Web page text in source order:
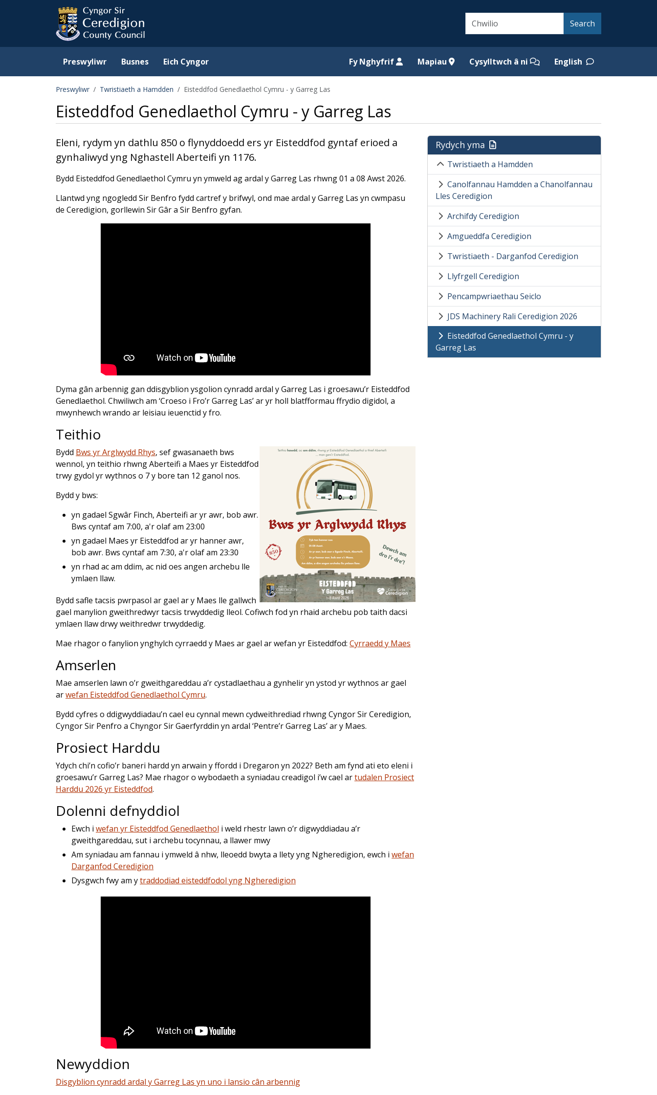
Skip to main content
Ceredigion County Council website Search Search
Preswyliwr Busnes Eich Cyngor Fy Nghyfrif Mapiau Cysylltwch â ni English
Preswyliwr Twristiaeth a Hamdden Eisteddfod Genedlaethol Cymru - y Garreg Las
Eisteddfod Genedlaethol Cymru - y Garreg Las
Eleni, rydym yn dathlu 850 o flynyddoedd ers yr Eisteddfod gyntaf erioed a
gynhaliwyd yng Nghastell Aberteifi yn 1176.
Bydd Eisteddfod Genedlaethol Cymru yn ymweld ag ardal y Garreg Las rhwng 01 a 08 Awst 2026.
Llantwd yng ngogledd Sir Benfro fydd cartref y brifwyl, ond mae ardal y Garreg Las yn cwmpasu
de Ceredigion, gorllewin Sir Gâr a Sir Benfro gyfan.
Dyma gân arbennig gan ddisgyblion ysgolion cynradd ardal y Garreg Las i groesawu’r Eisteddfod
Genedlaethol. Chwiliwch am ‘Croeso i Fro’r Garreg Las’ ar yr holl blatfformau ffrydio digidol, a
mwynhewch wrando ar leisiau ieuenctid y fro.
Teithio
Bydd Bws yr Arglwydd Rhys, sef gwasanaeth bws
wennol, yn teithio rhwng Aberteifi a Maes yr Eisteddfod
trwy gydol yr wythnos o 7 y bore tan 12 ganol nos.
Bydd y bws:
yn gadael Sgwâr Finch, Aberteifi ar yr awr, bob awr.
Bws cyntaf am 7:00, a'r olaf am 23:00
yn gadael Maes yr Eisteddfod ar yr hanner awr,
bob awr. Bws cyntaf am 7:30, a'r olaf am 23:30
yn rhad ac am ddim, ac nid oes angen archebu lle
ymlaen llaw.
Bydd safle tacsis pwrpasol ar gael ar y Maes lle gallwch
gael manylion gweithredwyr tacsis trwyddedig lleol. Cofiwch fod yn rhaid archebu pob taith dacsi
ymlaen llaw drwy weithredwr trwyddedig.
Mae rhagor o fanylion ynghylch cyrraedd y Maes ar gael ar wefan yr Eisteddfod: Cyrraedd y Maes
Amserlen
Mae amserlen lawn o’r gweithgareddau a’r cystadlaethau a gynhelir yn ystod yr wythnos ar gael
arwefan Eisteddfod Genedlaethol Cymru.
Bydd cyfres o ddigwyddiadau’n cael eu cynnal mewn cydweithrediad rhwng Cyngor Sir Ceredigion,
Cyngor Sir Penfro a Chyngor Sir Gaerfyrddin yn ardal ‘Pentre’r Garreg Las’ ar y Maes.
Prosiect Harddu
Ydych chi’n cofio’r baneri hardd yn arwain y ffordd i Dregaron yn 2022? Beth am fynd ati eto eleni i
groesawu’r Garreg Las? Mae rhagor o wybodaeth a syniadau creadigol i’w cael artudalen Prosiect
Harddu 2026 yr Eisteddfod.
Dolenni defnyddiol
Ewch i wefan yr Eisteddfod Genedlaethol i weld rhestr lawn o’r digwyddiadau a’r
gweithgareddau, sut i archebu tocynnau, a llawer mwy
Am syniadau am fannau i ymweld â nhw, lleoedd bwyta a llety yng Ngheredigion, ewch i wefan
Darganfod Ceredigion
Dysgwch fwy am ytraddodiad eisteddfodol yng Ngheredigion
Newyddion
Disgyblion cynradd ardal y Garreg Las yn uno i lansio cân arbennig
Rydych yma
Twristiaeth a Hamdden
Canolfannau Hamdden a Chanolfannau
Lles Ceredigion
Archifdy Ceredigion
Amgueddfa Ceredigion
Twristiaeth - Darganfod Ceredigion
Llyfrgell Ceredigion
Pencampwriaethau Seiclo
JDS Machinery Rali Ceredigion 2026
Eisteddfod Genedlaethol Cymru - y
Garreg Las